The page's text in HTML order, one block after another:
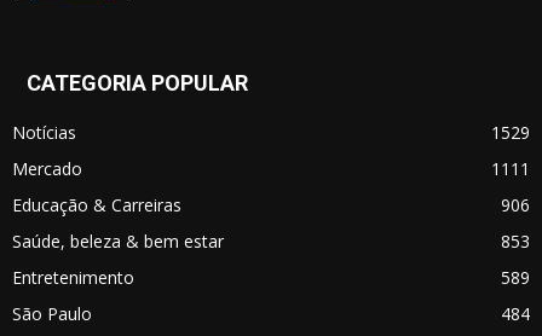
CATEGORIA POPULAR
Notícias
1529
Mercado
1111
Educação & Carreiras
906
Saúde, beleza & bem estar
853
Entretenimento
589
São Paulo
484